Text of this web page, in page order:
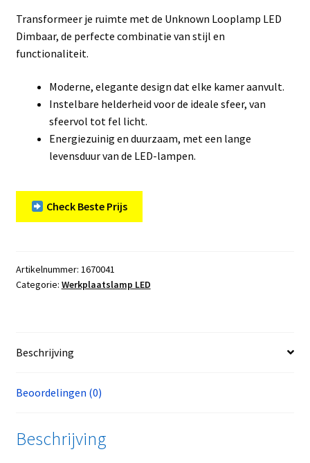
Transformeer je ruimte met de Unknown Looplamp LED
Dimbaar, de perfecte combinatie van stijl en
functionaliteit.
Moderne, elegante design dat elke kamer aanvult.
Instelbare helderheid voor de ideale sfeer, van
sfeervol tot fel licht.
Energiezuinig en duurzaam, met een lange
levensduur van de LED-lampen.
Check Beste Prijs
Artikelnummer: 1670041
Categorie: Werkplaatslamp LED
Beschrijving
Beoordelingen (0)
Beschrijving